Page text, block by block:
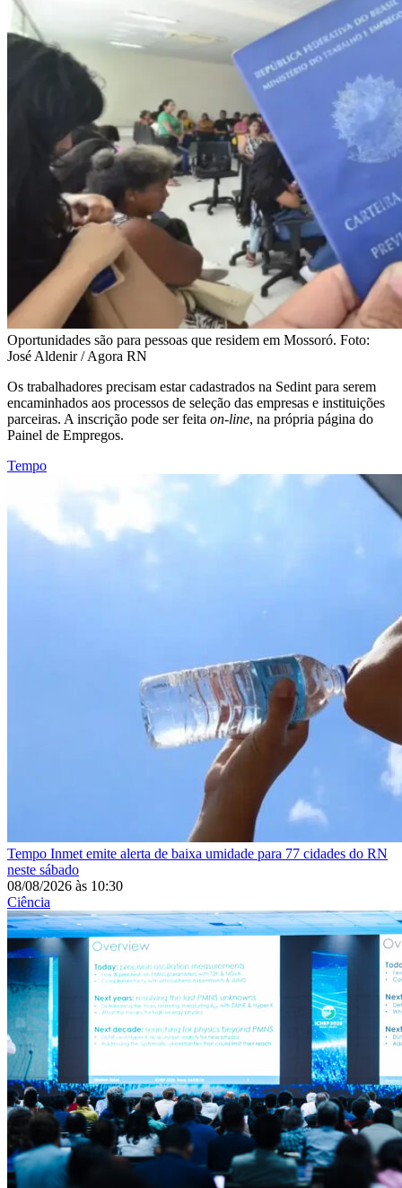
Oportunidades são para pessoas que residem em Mossoró. Foto:
José Aldenir / Agora RN
Os trabalhadores precisam estar cadastrados na Sedint para serem
encaminhados aos processos de seleção das empresas e instituições
parceiras. A inscrição pode ser feita on-line, na própria página do
Painel de Empregos.
Tempo
Tempo Inmet emite alerta de baixa umidade para 77 cidades do RN
neste sábado
08/08/2026 às 10:30
Ciência